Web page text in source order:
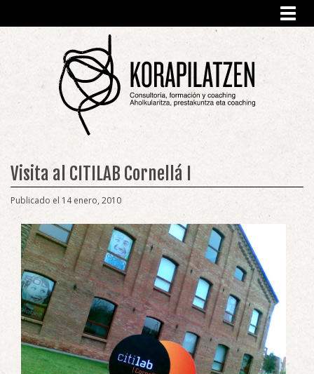
Visita al CITILAB Cornellá I
Publicado el 14 enero, 2010